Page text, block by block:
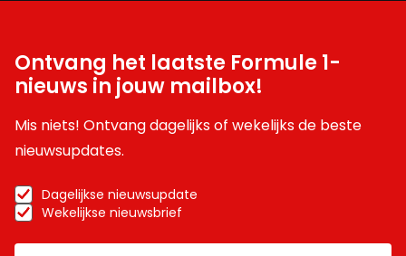
Ontvang het laatste Formule 1-
nieuws in jouw mailbox!
Mis niets! Ontvang dagelijks of wekelijks de beste
nieuwsupdates.
Dagelijkse nieuwsupdate
Wekelijkse nieuwsbrief